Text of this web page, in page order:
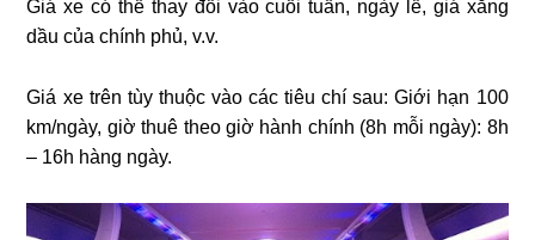
Giá xe có thể thay đổi vào cuối tuần, ngày lễ, giá xăng
dầu của chính phủ, v.v.
Giá xe trên tùy thuộc vào các tiêu chí sau: Giới hạn 100
km/ngày, giờ thuê theo giờ hành chính (8h mỗi ngày): 8h
– 16h hàng ngày.